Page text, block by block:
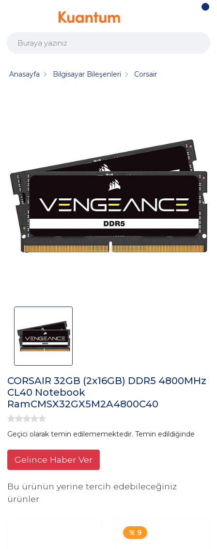
Anasayfa Bilgisayar Bileşenleri Corsair
CORSAIR 32GB (2x16GB) DDR5 4800MHz
CL40 Notebook
RamCMSX32GX5M2A4800C40
Geçici olarak temin edilememektedir. Temin edildiğinde
Gelince Haber Ver
Bu ürünün yerine tercih edebileceğiniz
ürünler
% 9